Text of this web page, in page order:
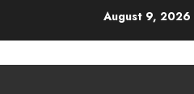
August 9, 2026